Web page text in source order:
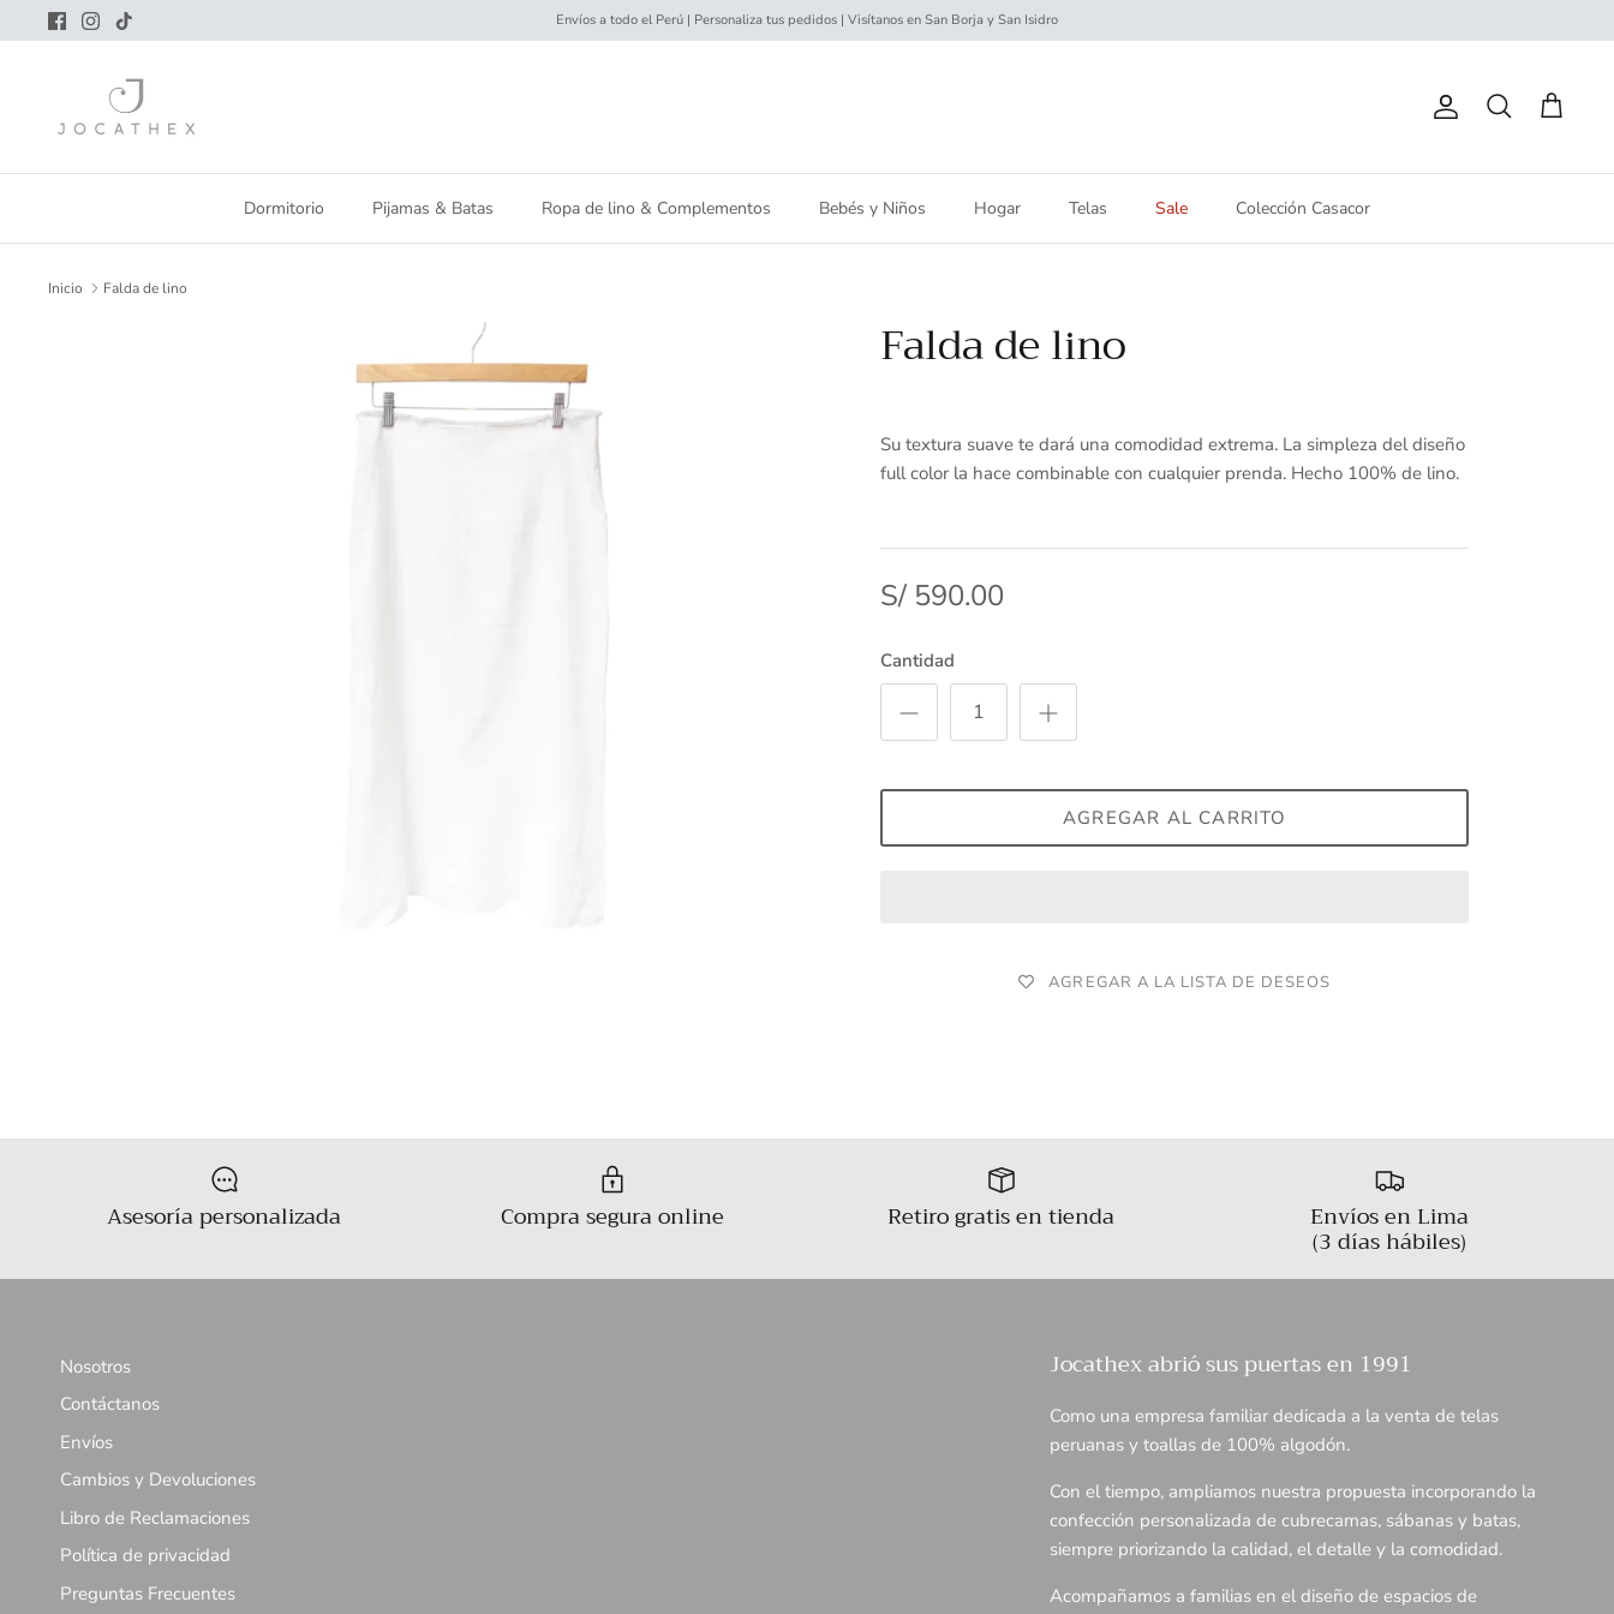
al
Envíos a todo el Perú | Personaliza tus pedidos | Visítanos en San Borja y San Isidro
CuentaBuscar Carrito
Dormitorio Pijamas & Batas Ropa de lino & Complementos Bebés y Niños Hogar Telas Sale Colección Casacor
Inicio Falda de lino
Falda de lino
Su textura suave te dará una comodidad extrema. La simpleza del diseño
full color la hace combinable con cualquier prenda. Hecho 100% de lino.
S/ 590.00
Cantidad
AGREGAR AL CARRITO
AGREGAR A LA LISTA DE DESEOS
Asesoría personalizada Compra segura online Retiro gratis en tienda Envíos en Lima
(3 días hábiles)
Nosotros
Contáctanos
Envíos
Cambios y Devoluciones
Libro de Reclamaciones
Política de privacidad
Preguntas Frecuentes
Jocathex abrió sus puertas en 1991
Como una empresa familiar dedicada a la venta de telas
peruanas y toallas de 100% algodón.
Con el tiempo, ampliamos nuestra propuesta incorporando la
confección personalizada de cubrecamas, sábanas y batas,
siempre priorizando la calidad, el detalle y la comodidad.
Acompañamos a familias en el diseño de espacios de